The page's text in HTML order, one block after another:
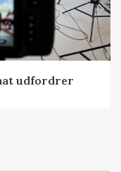
udfordrer